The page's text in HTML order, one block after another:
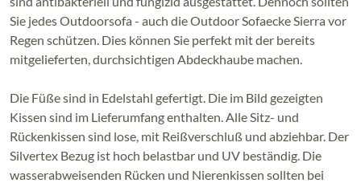
Sie jedes Outdoorsofa - auch die Outdoor Sofaecke Sierra vor
Regen schützen. Dies können Sie perfekt mit der bereits
mitgelieferten, durchsichtigen Abdeckhaube machen.
Die Füße sind in Edelstahl gefertigt. Die im Bild gezeigten
Kissen sind im Lieferumfang enthalten. Alle Sitz- und
Rückenkissen sind lose, mit Reißverschluß und abziehbar. Der
Silvertex Bezug ist hoch belastbar und UV beständig. Die
wasserabweisenden Rücken und Nierenkissen sollten bei